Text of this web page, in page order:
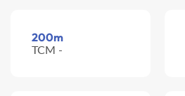
200m
TCM -